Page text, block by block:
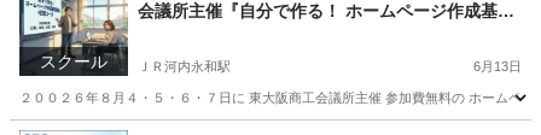
スクール
会議所主催『自分で作る！ ホームページ作成基礎
ＪＲ河内永和駅 6月13日
２００２６年８月４・５・６・７日に 東大阪商工会議所主催 参加費無料の ホームペ